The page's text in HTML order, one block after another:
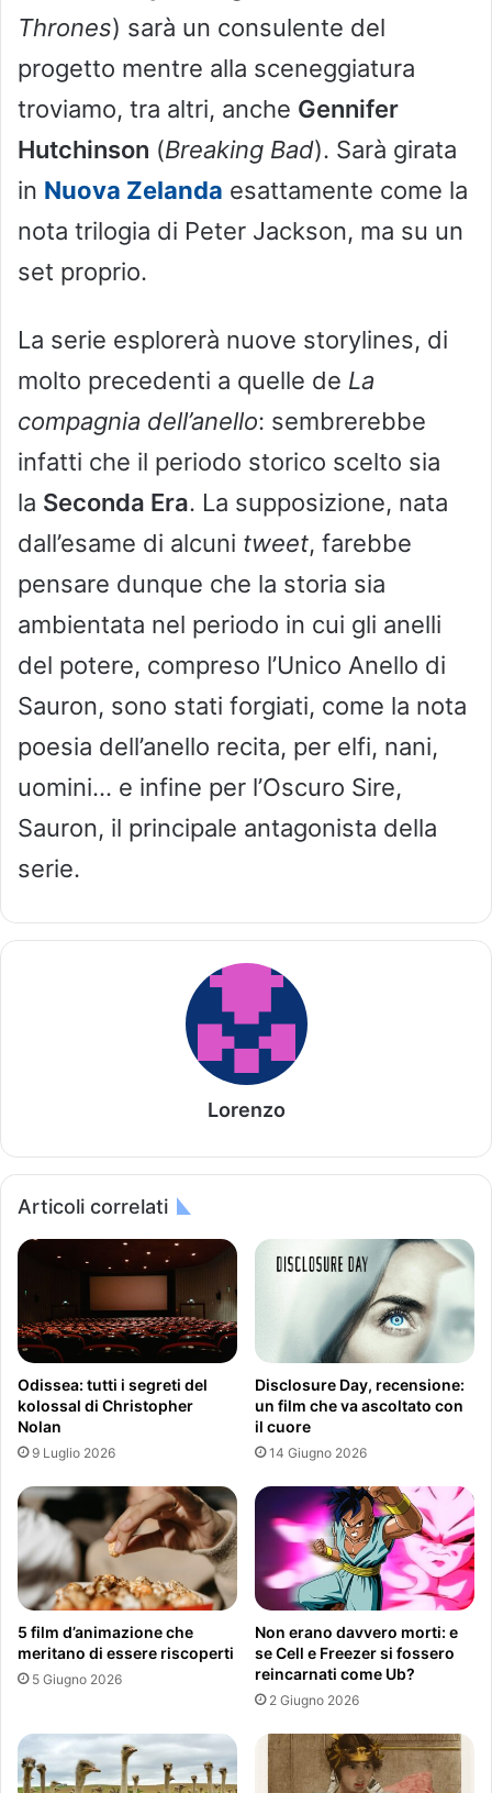
Thrones) sarà un consulente del
progetto mentre alla sceneggiatura
troviamo, tra altri, anche Gennifer
Hutchinson (Breaking Bad). Sarà girata
in Nuova Zelanda esattamente come la
nota trilogia di Peter Jackson, ma su un
set proprio.
La serie esplorerà nuove storylines, di
molto precedenti a quelle de La
compagnia dell’anello: sembrerebbe
infatti che il periodo storico scelto sia
la Seconda Era. La supposizione, nata
dall’esame di alcuni tweet, farebbe
pensare dunque che la storia sia
ambientata nel periodo in cui gli anelli
del potere, compreso l’Unico Anello di
Sauron, sono stati forgiati, come la nota
poesia dell’anello recita, per elfi, nani,
uomini… e infine per l’Oscuro Sire,
Sauron, il principale antagonista della
serie.
Lorenzo
Articoli correlati
Odissea: tutti i segreti del
kolossal di Christopher
Nolan
9 Luglio 2026
Disclosure Day, recensione:
un film che va ascoltato con
il cuore
14 Giugno 2026
5 film d’animazione che
meritano di essere riscoperti
5 Giugno 2026
Non erano davvero morti: e
se Cell e Freezer si fossero
reincarnati come Ub?
2 Giugno 2026